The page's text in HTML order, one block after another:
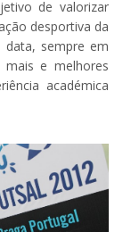
de valorizar
desportiva da
data, sempre em
e melhores
académica